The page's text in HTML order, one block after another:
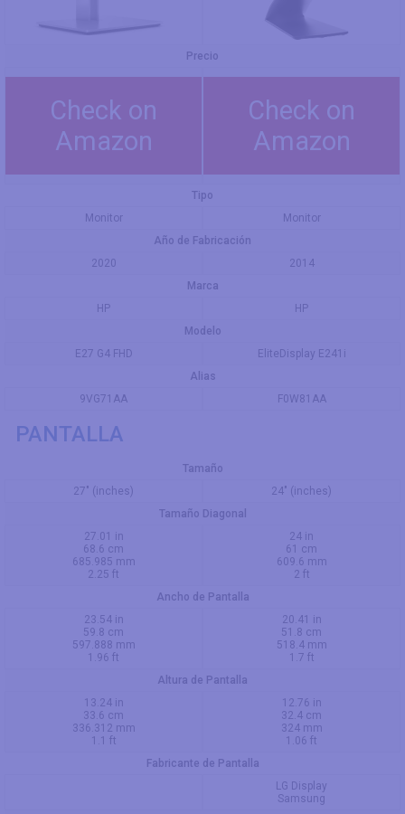
Precio
Check on
Amazon
Check on
Amazon
Tipo
Monitor
Monitor
Año de Fabricación
2020
2014
Marca
HP
HP
Modelo
E27 G4 FHD
EliteDisplay E241i
Alias
9VG71AA
F0W81AA
PANTALLA
Tamaño
27" (inches)
24" (inches)
Tamaño Diagonal
27.01 in
68.6 cm
685.985 mm
2.25 ft
24 in
61 cm
609.6 mm
2 ft
Ancho de Pantalla
23.54 in
59.8 cm
597.888 mm
1.96 ft
20.41 in
51.8 cm
518.4 mm
1.7 ft
Altura de Pantalla
13.24 in
33.6 cm
336.312 mm
1.1 ft
12.76 in
32.4 cm
324 mm
1.06 ft
Fabricante de Pantalla
LG Display
Samsung